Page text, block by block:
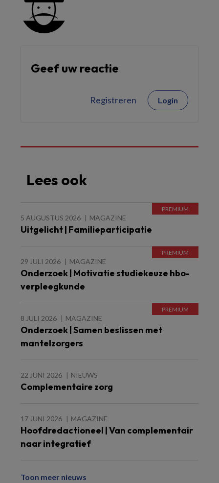
Geef uw reactie
Registreren Login
Lees ook
5 AUGUSTUS 2026 MAGAZINE
Uitgelicht | Familieparticipatie
29 JULI 2026 MAGAZINE
Onderzoek | Motivatie studiekeuze hbo-
verpleegkunde
8 JULI 2026 MAGAZINE
Onderzoek | Samen beslissen met
mantelzorgers
22 JUNI 2026 NIEUWS
Complementaire zorg
17 JUNI 2026 MAGAZINE
Hoofdredactioneel | Van complementair
naar integratief
Toon meer nieuws